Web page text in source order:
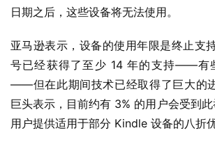
日期之后，这些设备将无法使用。
亚马逊表示，设备的使用年限是终止支
号已经获得了至少 14 年的支持——有
——但在此期间技术已经取得了巨大的
巨头表示，目前约有 3% 的用户会受到
用户提供适用于部分 Kindle 设备的八折优